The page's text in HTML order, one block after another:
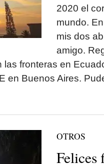
2020 el
mundo.
mis dos
amigo.
las fronteras en
en Buenos Aires.
OTROS
Felices